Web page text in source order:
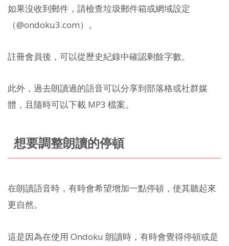
如果沒收到郵件，請檢查垃圾郵件箱或網域設定
（@ondoku3.com）。
註冊會員後，可以從歷史紀錄中確認剩餘字數。
此外，過去朗讀過的語音可以分享到部落格或社群媒
體，且隨時可以下載 MP3 檔案。
想要調整朗讀的停頓
在朗讀語音時，有時會希望增加一點停頓，使其聽起來
更自然。
這是因為在使用 Ondoku 朗讀時，有時會覺得停頓或是